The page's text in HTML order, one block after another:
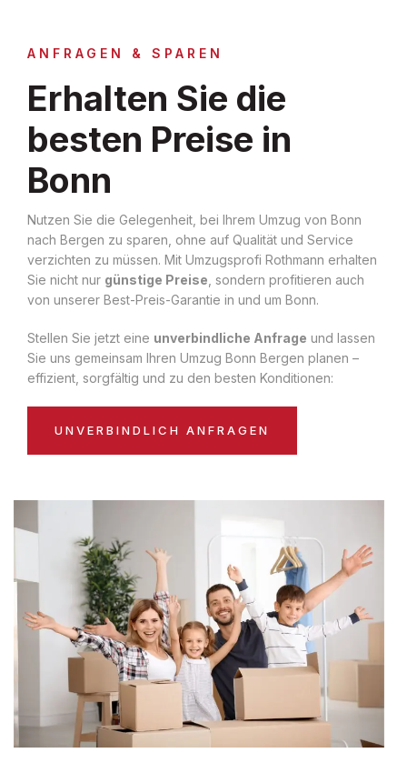
ANFRAGEN & SPAREN
Erhalten Sie die
besten Preise in
Bonn
Nutzen Sie die Gelegenheit, bei Ihrem Umzug von Bonn
nach Bergen zu sparen, ohne auf Qualität und Service
verzichten zu müssen. Mit Umzugsprofi Rothmann erhalten
Sie nicht nur günstige Preise , sondern profitieren auch
von unserer Best-Preis-Garantie in und um Bonn.
Stellen Sie jetzt eine unverbindliche Anfrage und lassen
Sie uns gemeinsam Ihren Umzug Bonn Bergen planen –
effizient, sorgfältig und zu den besten Konditionen:
UNVERBINDLICH ANFRAGEN